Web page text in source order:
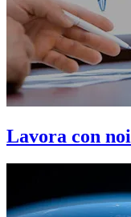
Lavora con noi